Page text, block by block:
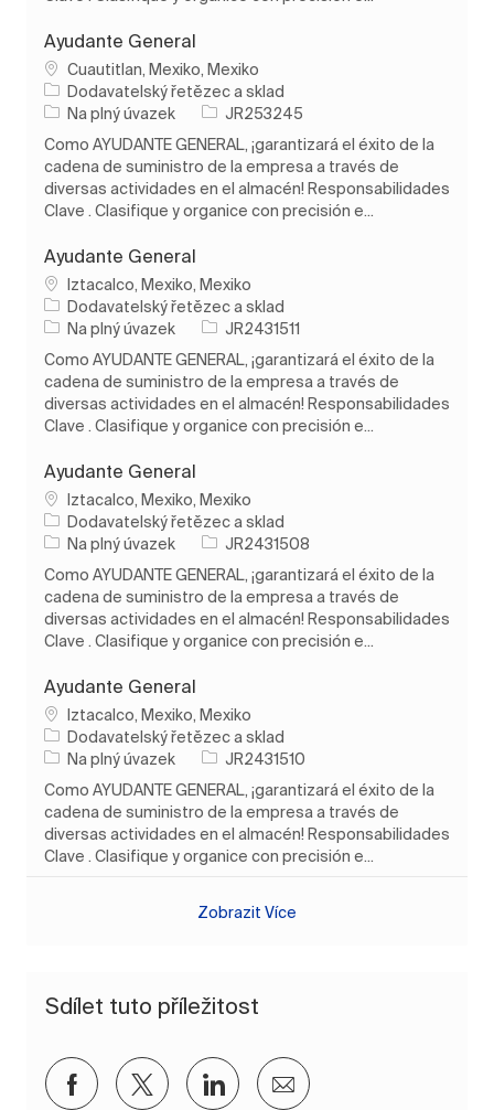
Ayudante General
Umístění
Cuautitlan, Mexiko, Mexiko
Kategorie
Dodavatelský řetězec a sklad
Typ úlohy
Na plný úvazek ID úlohy
JR253245
Como AYUDANTE GENERAL, ¡garantizará el éxito de la
cadena de suministro de la empresa a través de
diversas actividades en el almacén! Responsabilidades
Clave . Clasifique y organice con precisión e...
Ayudante General
Umístění
Iztacalco, Mexiko, Mexiko
Kategorie
Dodavatelský řetězec a sklad
Typ úlohy
Na plný úvazek ID úlohy
JR2431511
Como AYUDANTE GENERAL, ¡garantizará el éxito de la
cadena de suministro de la empresa a través de
diversas actividades en el almacén! Responsabilidades
Clave . Clasifique y organice con precisión e...
Ayudante General
Umístění
Iztacalco, Mexiko, Mexiko
Kategorie
Dodavatelský řetězec a sklad
Typ úlohy
Na plný úvazek ID úlohy
JR2431508
Como AYUDANTE GENERAL, ¡garantizará el éxito de la
cadena de suministro de la empresa a través de
diversas actividades en el almacén! Responsabilidades
Clave . Clasifique y organice con precisión e...
Ayudante General
Umístění
Iztacalco, Mexiko, Mexiko
Kategorie
Dodavatelský řetězec a sklad
Typ úlohy
Na plný úvazek ID úlohy
JR2431510
Como AYUDANTE GENERAL, ¡garantizará el éxito de la
cadena de suministro de la empresa a través de
diversas actividades en el almacén! Responsabilidades
Clave . Clasifique y organice con precisión e...
Zobrazit Více
Sdílet tuto příležitost
Sdílet přes Facebook
Sdílet přes twitter
Sdílet přes LinkedIn
Sdílet e-mailem